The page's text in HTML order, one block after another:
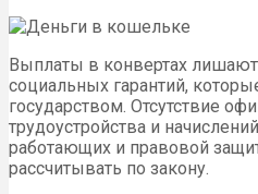
Выплаты в конвертах
социальных гарантий,
государством. Отсутствие
трудоустройства и
работающих и правовой
рассчитывать по закону.